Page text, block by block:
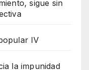
sigue sin
IV
la impunidad